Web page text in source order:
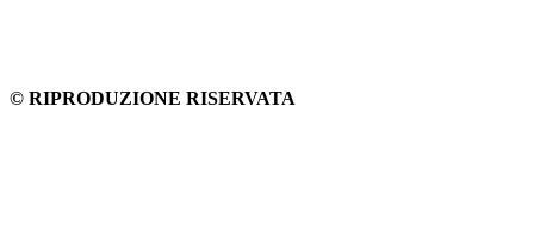
© RIPRODUZIONE RISERVATA